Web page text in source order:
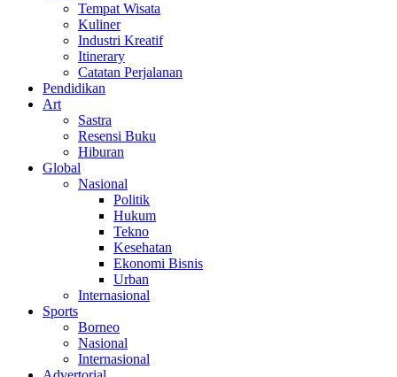
Tempat Wisata
Kuliner
Industri Kreatif
Itinerary
Catatan Perjalanan
Pendidikan
Art
Sastra
Resensi Buku
Hiburan
Global
Nasional
Politik
Hukum
Tekno
Kesehatan
Ekonomi Bisnis
Urban
Internasional
Sports
Borneo
Nasional
Internasional